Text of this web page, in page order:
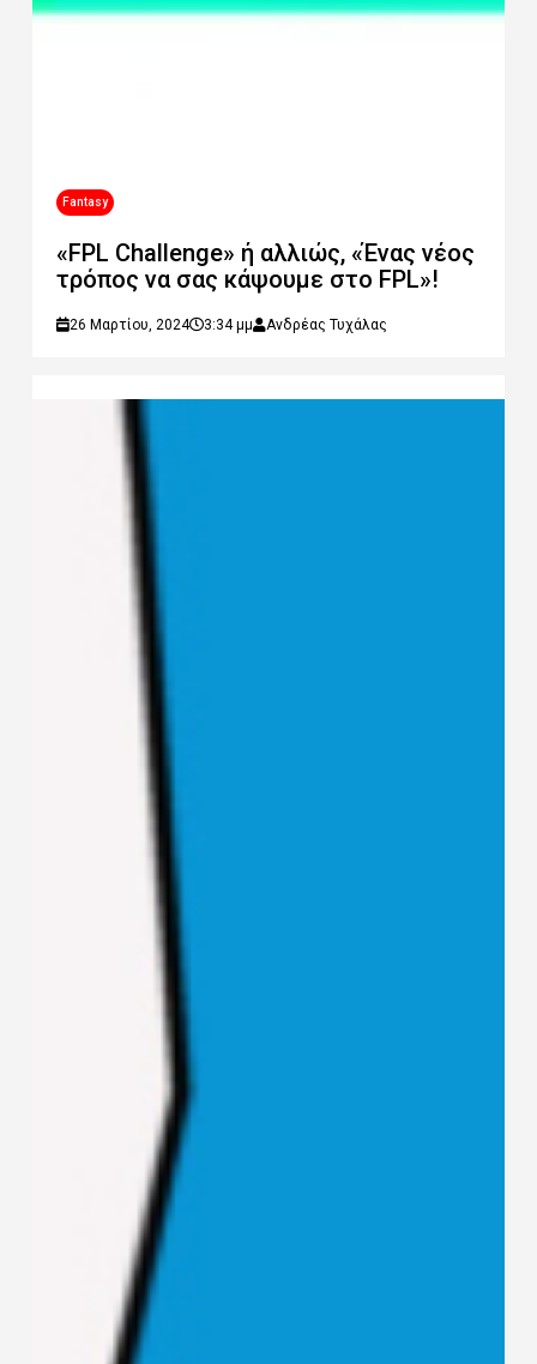
Fantasy
«FPL Challenge» ή αλλιώς, «Ένας νέος
τρόπος να σας κάψουμε στο FPL»!
26 Μαρτίου, 2024 3:34 μμ Ανδρέας Τυχάλας